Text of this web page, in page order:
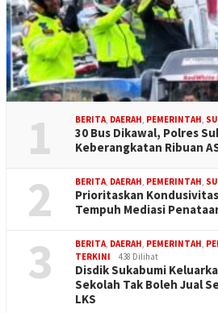
1 BERITA, DAERAH, PEMERINTAH,
30 Bus Dikawal, Polres
Keberangkatan Ribuan
2 BERITA, DAERAH, PEMERINTAH,
Prioritaskan
Tempuh Mediasi
3 BERITA, DAERAH, PEMERINTAH,
TERKINI
438 Dilihat
Disdik Sukabumi
Sekolah Tak Boleh Jual
LKS